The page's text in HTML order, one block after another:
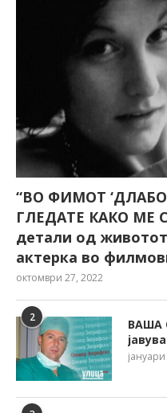
“ВО ФИМОТ
ГЛЕДАТЕ КАКО МЕ
детали од животот
актерка во
октомври 27, 2022
2
ВАША